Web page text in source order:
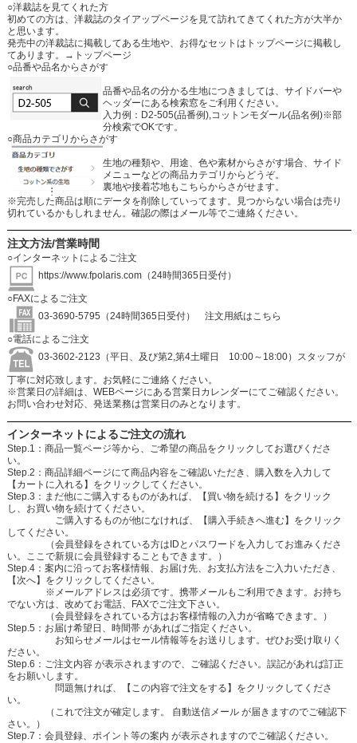
○洋裁誌を見てくれた方
初めての方は、洋裁誌のタイアップページを見て訪れてきてくれた方が大半か
と思います。
発売中の洋裁誌に掲載してある生地や、お得なセットはトップページに掲載し
てあります。
→トップページ
○品番や品名からさがす
品番や品名の分かる生地につきましては、サイドバーや
ヘッダーにある検索窓をご利用ください。
入力例：D2-505(品番例),コットンモダール(品名例)※部
分検索でOKです。
○商品カテゴリからさがす
生地の種類や、用途、色や素材からさがす場合、サイド
メニューなどの商品カテゴリからどうぞ。
裏地や接着芯地もこちらからさがせます。
※完売した商品は順にデータを削除していってます。見つからない場合は売り
切れているかもしれません。確認の際はメール等でご連絡ください。
注文方法/営業時間
○インターネットによるご注文
https://www.fpolaris.com（24時間365日受付）
○FAXによるご注文
03-3690-5795（24時間365日受付）
注文用紙はこちら
○電話によるご注文
03-3602-2123（平日、及び第2,第4土曜日 10:00～18:00）スタッフが
丁寧に対応致します。お気軽にご連絡ください。
※営業日の詳細は、WEBページにある営業日カレンダーにてご確認ください。
お問い合わせ対応、発送業務は営業日のみとなります。
インターネットによるご注文の流れ
Step.1：商品一覧ページ等から、ご希望の商品をクリックしてお選びくださ
い。
Step.2：商品詳細ページにて商品内容をご確認いただき、購入数を入力して
【カートに入れる】をクリックしてください。
Step.3：まだ他にご購入するものがあれば、【買い物を続ける】をクリック
し、お買い物を続けてください。
ご購入するものが他になければ、【購入手続きへ進む】をクリック
してください。
（会員登録をされている方はIDとパスワードを入力してお進みくださ
い。ここで新規に会員登録することもできます。）
Step.4：案内に沿ってお客様情報、お届け先、お支払方法をご入力いただき、
【次へ】をクリックしてください。
※メールアドレスは必須です。携帯メールもご利用できます。お持ち
でない方は、改めてお電話、FAXでご注文下さい。
（会員登録をされている方はお客様情報の入力が省略できます。）
Step.5：お届け希望日、時間帯 があればご指定ください。
お知らせメールはセール情報等をお送りします。ぜひお受け取りく
ださい。
Step.6：ご注文内容 が表示されますので、ご確認ください。誤記があれば訂正
をお願いします。
問題無ければ、【この内容で注文をする】をクリックしてくださ
い。
（これで注文が確定します。 自動送信メール が届きますのでご確認下
さい。）
Step.7：会員登録、ポイント等の案内 が表示されますのでご確認ください。